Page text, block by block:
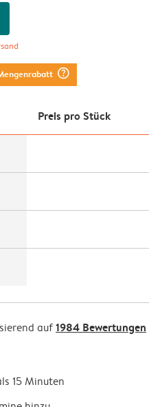
question_mark_circle
Preis pro Stück
auf1984 Bewertungen
15 Minuten